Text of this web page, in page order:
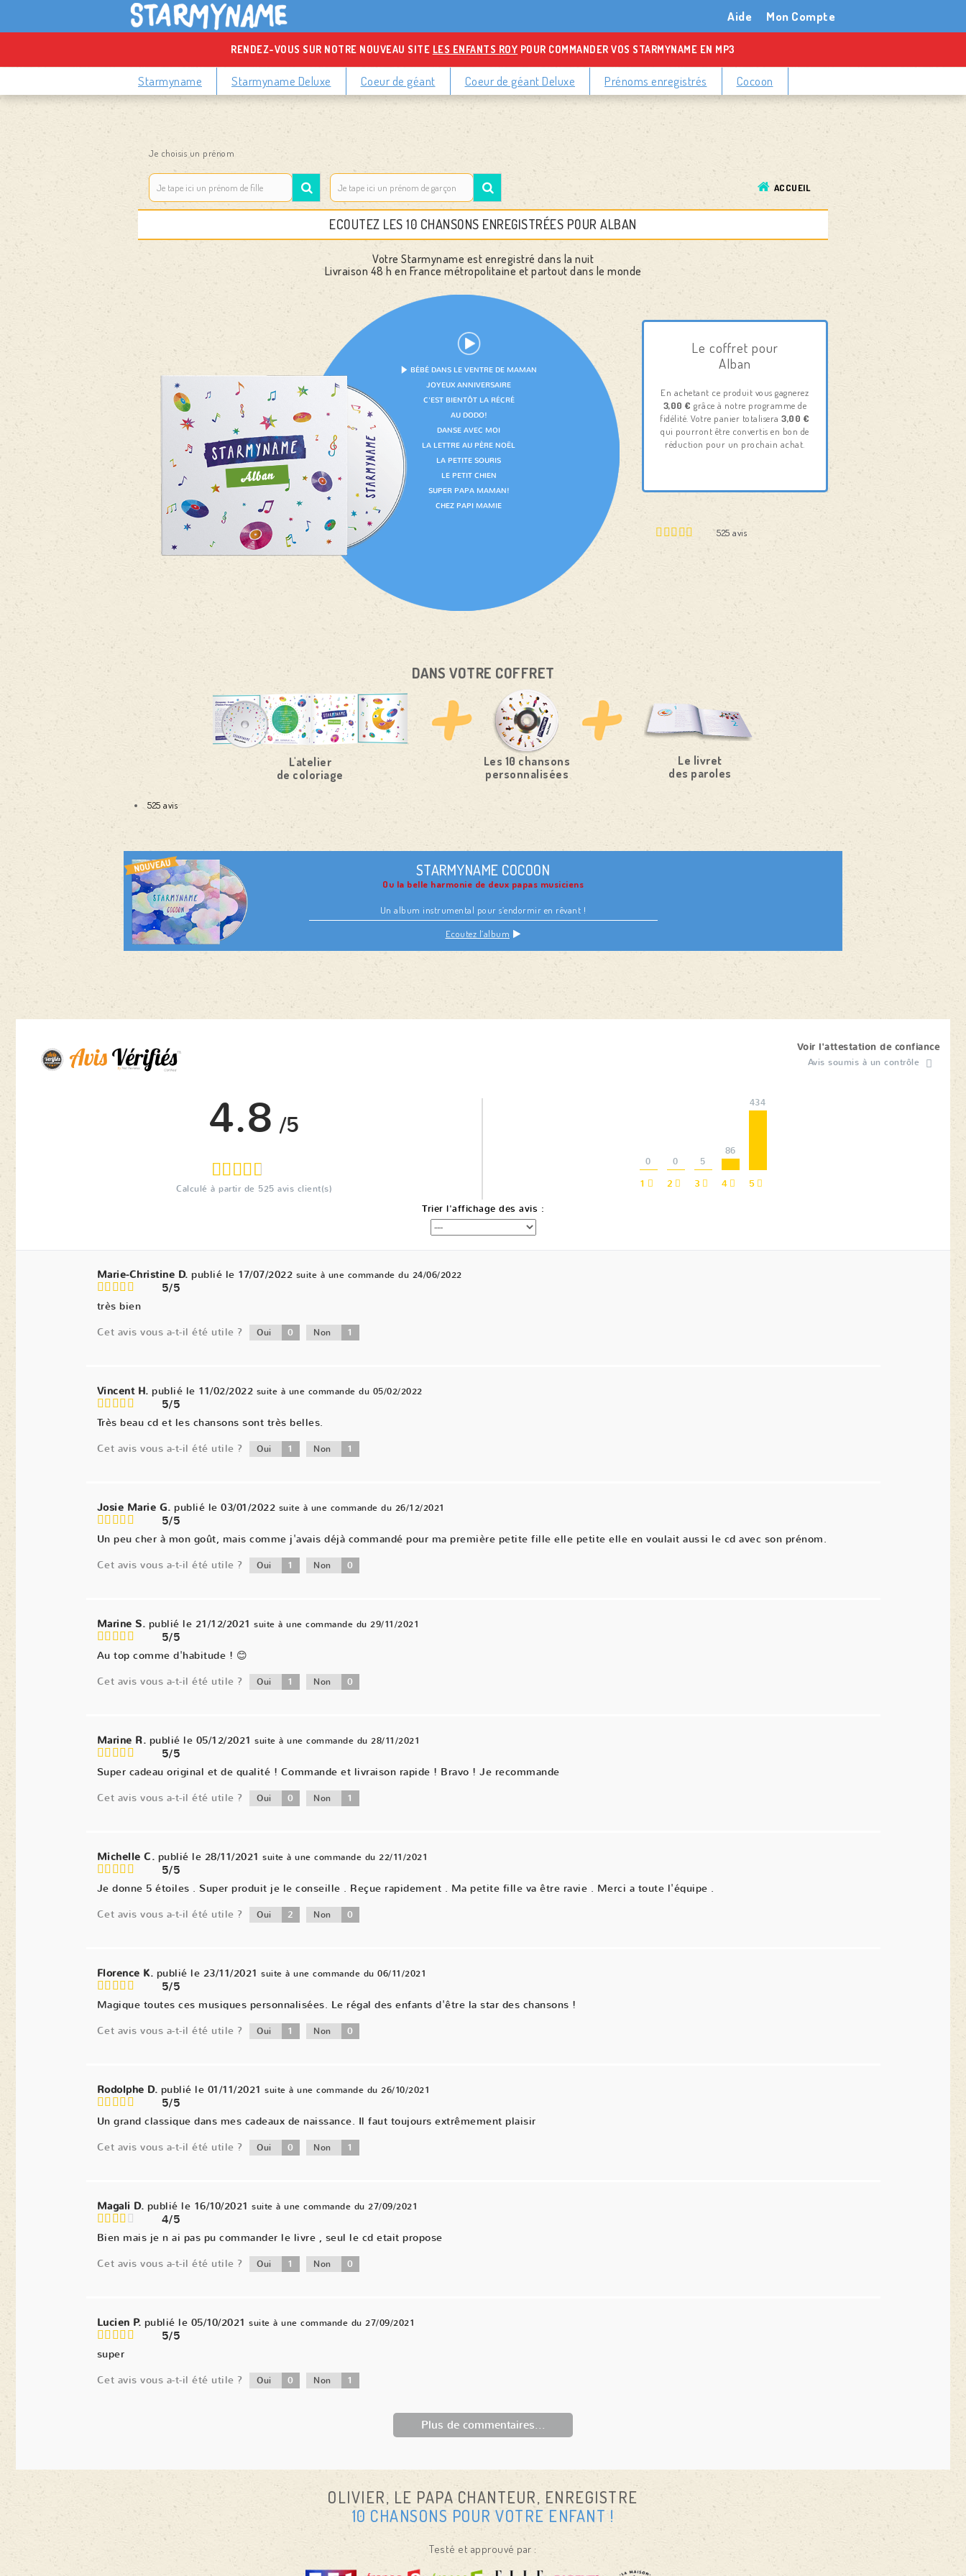
Mon Compte
Aide
RENDEZ-VOUS SUR NOTRE NOUVEAU SITE LES ENFANTS ROY POUR COMMANDER VOS STARMYNAME EN MP3
Starmyname Starmyname Deluxe Coeur de géant Coeur de géant Deluxe Prénoms enregistrés Cocoon
Je choisis un prénom
ACCUEIL
ECOUTEZ LES 10 CHANSONS ENREGISTRÉES POUR ALBAN
Votre Starmyname est enregistré dans la nuit
Livraison 48 h en France métropolitaine et partout dans le monde
Alban
Le coffret pour
Alban
En achetant ce produit vous gagnerez
3,00 € grâce à notre programme de
fidélité. Votre panier totalisera3,00 €
qui pourront être convertis en bon de
réduction pour un prochain achat.
525avis
DANS VOTRE COFFRET
L'atelier
de coloriage
Les 10 chansons
personnalisées
Le livret
des paroles
525 avis
STARMYNAME COCOON
Ou la belle harmonie de deux papas musiciens
Un album instrumental pour s’endormir en rêvant !
Ecoutez l’album
Voir l'attestation de confiance
Avis soumis à un contrôle
4.8 /5
Calculé à partir de 525 avis client(s) 1
0
2
0
3
5
4
86
5
434
Trier l'affichage des avis :
Marie-Christine D. publié le 17/07/2022 suite à une commande du 24/06/2022
5/5
très bien
Cet avis vous a-t-il été utile ?
Oui 0 Non 1
Vincent H. publié le 11/02/2022 suite à une commande du 05/02/2022
5/5
Très beau cd et les chansons sont très belles.
Cet avis vous a-t-il été utile ?
Oui 1 Non 1
Josie Marie G. publié le 03/01/2022 suite à une commande du 26/12/2021
5/5
Un peu cher à mon goût, mais comme j'avais déjà commandé pour ma première petite fille elle petite elle en voulait aussi le cd avec son prénom.
Cet avis vous a-t-il été utile ?
Oui 1 Non 0
Marine S. publié le 21/12/2021 suite à une commande du 29/11/2021
5/5
Au top comme d'habitude ! 😊
Cet avis vous a-t-il été utile ?
Oui 1 Non 0
Marine R. publié le 05/12/2021 suite à une commande du 28/11/2021
5/5
Super cadeau original et de qualité ! Commande et livraison rapide ! Bravo ! Je recommande
Cet avis vous a-t-il été utile ?
Oui 0 Non 1
Michelle C. publié le 28/11/2021 suite à une commande du 22/11/2021
5/5
Je donne 5 étoiles . Super produit je le conseille . Reçue rapidement . Ma petite fille va être ravie . Merci a toute l'équipe .
Cet avis vous a-t-il été utile ?
Oui 2 Non 0
Florence K. publié le 23/11/2021 suite à une commande du 06/11/2021
5/5
Magique toutes ces musiques personnalisées. Le régal des enfants d'être la star des chansons !
Cet avis vous a-t-il été utile ?
Oui 1 Non 0
Rodolphe D. publié le 01/11/2021 suite à une commande du 26/10/2021
5/5
Un grand classique dans mes cadeaux de naissance. Il faut toujours extrêmement plaisir
Cet avis vous a-t-il été utile ?
Oui 0 Non 1
Magali D. publié le 16/10/2021 suite à une commande du 27/09/2021
4/5
Bien mais je n ai pas pu commander le livre , seul le cd etait propose
Cet avis vous a-t-il été utile ?
Oui 1 Non 0
Lucien P. publié le 05/10/2021 suite à une commande du 27/09/2021
5/5
super
Cet avis vous a-t-il été utile ?
Oui 0 Non 1
Plus de commentaires...
OLIVIER, LE PAPA CHANTEUR, ENREGISTRE
10 CHANSONS POUR VOTRE ENFANT !
Testé et approuvé par :